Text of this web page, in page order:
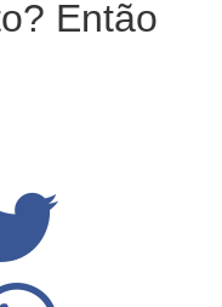
Então